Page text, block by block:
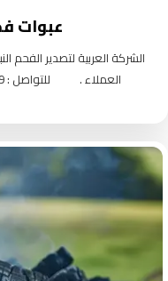
عبوات فحم
الشركة العربية لتصدير الفحم
العملاء . للتواصل : 00201092434999 – 00201002020770